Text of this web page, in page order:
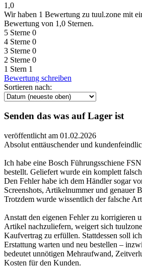
1,0
Wir haben 1 Bewertung zu tuul.zone mit
Bewertung von 1,0 Sternen.
5 Sterne 0
4 Sterne 0
3 Sterne 0
2 Sterne 0
1 Stern 1
Bewertung schreiben
Sortieren nach:
Senden das was auf Lager ist
veröffentlicht am 01.02.2026
Absolut enttäuschender und
Ich habe eine Bosch Führungsschiene
bestellt. Geliefert wurde ein komplett
Den Fehler habe ich dem Händler sogar
Screenshots, Artikelnummer und genauer
Trotzdem wurde wissentlich der falsche
Anstatt den eigenen Fehler zu korrigieren
Artikel nachzuliefern, weigert sich
Kaufvertrag zu erfüllen. Stattdessen soll
Erstattung warten und neu bestellen –
bedeutet unnötigen Mehraufwand,
Kosten für den Kunden.